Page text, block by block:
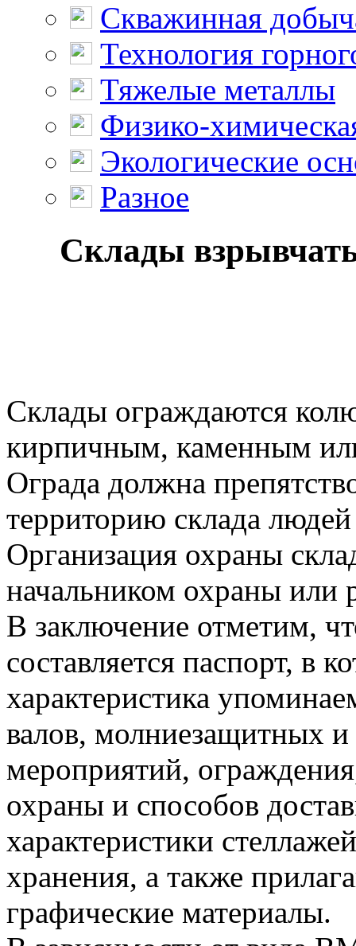
Скважинная
Технология
Тяжелые металлы
Физико-
Экологические
Разное
Склады
Склады ограждаются
кирпичным, каменным
Ограда должна
территорию склада
Организация охраны
начальником охраны или
В заключение отметим,
составляется паспорт, в
характеристика
валов, молниезащитных
мероприятий,
охраны и способов
характеристики
хранения, а также
графические материалы.